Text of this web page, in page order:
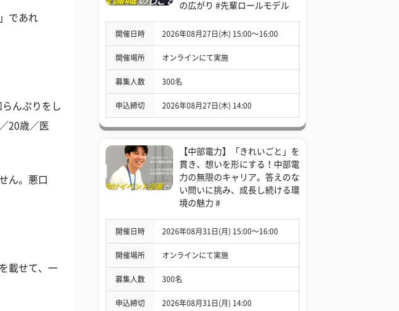
であれ
んぷりをし
20歳／医
ん。悪口
載せて、一
の広がり #先輩ロールモデル
開催日時 2026年08月27日(木) 15:00〜16:00
開催場所 オンラインにて実施
募集人数 300名
申込締切 2026年08月27日(木) 14:00
【中部電力】「きれいごと」を
貫き、想いを形にする！中部電
力の無限のキャリア。答えのな
い問いに挑み、成長し続ける環
境の魅力 #
開催日時 2026年08月31日(月) 15:00〜16:00
開催場所 オンラインにて実施
募集人数 300名
申込締切 2026年08月31日(月) 14:00